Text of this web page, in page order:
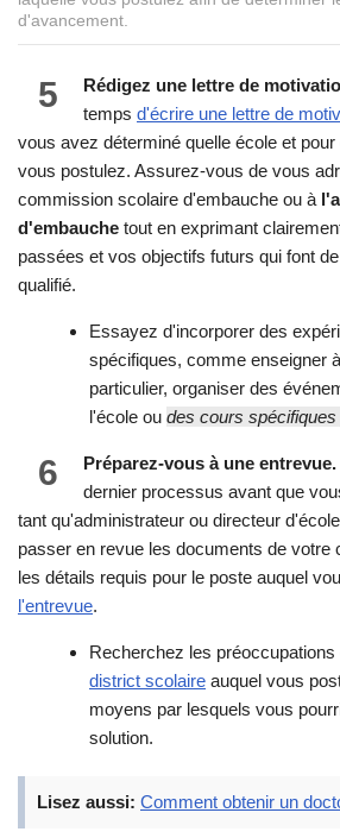
d'avancement.
5 Rédigez une lettre de
temps d'écrire une lettre de
vous avez déterminé quelle école et pour
vous postulez. Assurez-vous de vous
commission scolaire d'embauche ou à
d'embauche tout en exprimant
passées et vos objectifs futurs qui font
qualifié.
Essayez d'incorporer des
spécifiques, comme enseigner
particulier, organiser des
l'école ou des cours
6 Préparez-vous à une entrevue.
dernier processus avant que
tant qu'administrateur ou directeur
passer en revue les documents de votre
les détails requis pour le poste auquel
l'entrevue.
Recherchez les
district scolaire auquel vous
moyens par lesquels vous
solution.
Lisez aussi: Comment obtenir un